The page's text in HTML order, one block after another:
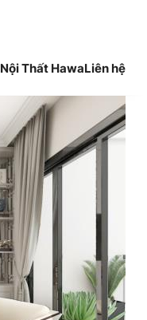
Nội Thất HawaLiên hệ